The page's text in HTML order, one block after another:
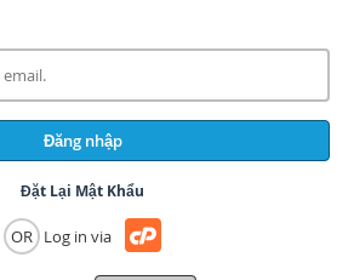
Đăng nhập
Đặt Lại Mật Khẩu
OR Log in via